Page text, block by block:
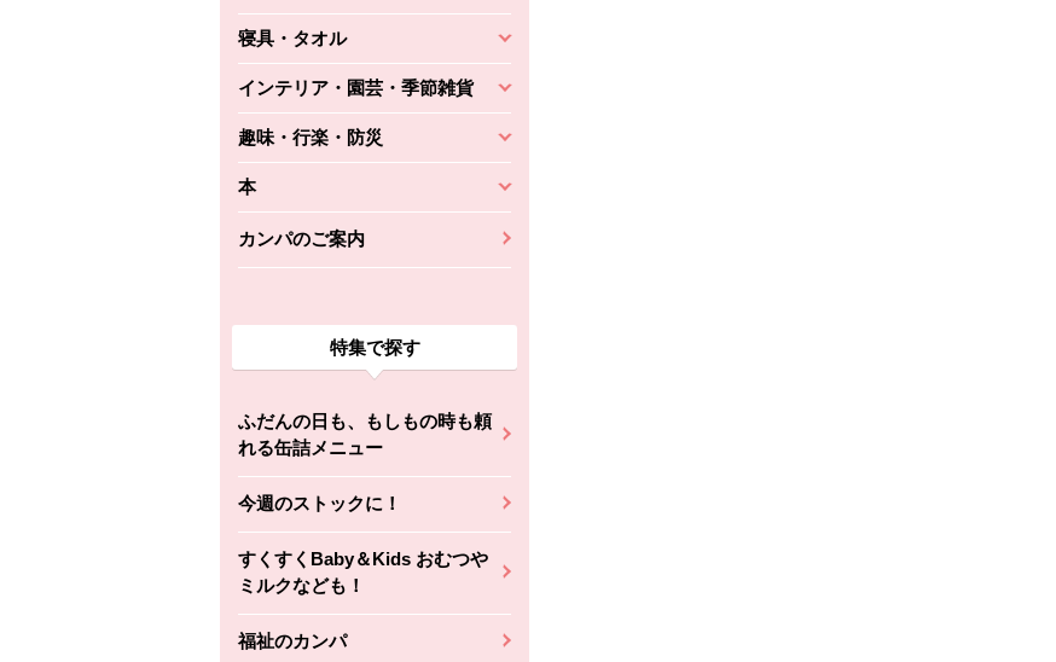
寝具・タオル
インテリア・園芸・季節雑貨
趣味・行楽・防災
本
カンパのご案内
特集で探す
ふだんの日も、もしもの時も頼
れる缶詰メニュー
今週のストックに！
すくすくBaby＆Kids おむつや
ミルクなども！
福祉のカンパ